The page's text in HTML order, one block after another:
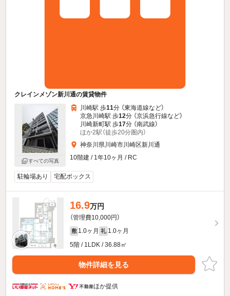
クレインメゾン新川通の賃貸物件
すべての写真
川崎駅 歩11分 （東海道線など）
京急川崎駅 歩12分 （京浜急行線など）
川崎新町駅 歩17分 （南武線）
ほか2駅（徒歩20分圏内）
神奈川県川崎市川崎区新川通
10階建 / 1年10ヶ月 / RC
駐輪場あり 宅配ボックス
16.9万円
（管理費10,000円）
敷 1.0ヶ月 礼 1.0ヶ月
5階 / 1LDK / 36.88㎡
物件詳細を見る
ほか提供